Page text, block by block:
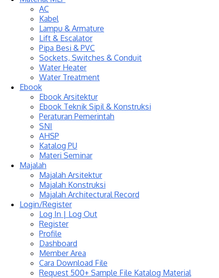
AC
Kabel
Lampu & Armature
Lift & Escalator
Pipa Besi & PVC
Sockets, Switches & Conduit
Water Heater
Water Treatment
Ebook
Ebook Arsitektur
Ebook Teknik Sipil & Konstruksi
Peraturan Pemerintah
SNI
AHSP
Katalog PU
Materi Seminar
Majalah
Majalah Arsitektur
Majalah Konstruksi
Majalah Architectural Record
Login/Register
Log In | Log Out
Register
Profile
Dashboard
Member Area
Cara Download File
Request 500+ Sample File Katalog Material